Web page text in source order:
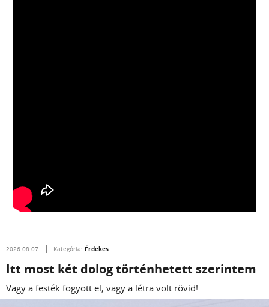
2026.08.07. Kategória: Érdekes
Itt most két dolog történhetett szerintem
Vagy a festék fogyott el, vagy a létra volt rövid!